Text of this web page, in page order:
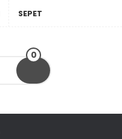
SEPET
0